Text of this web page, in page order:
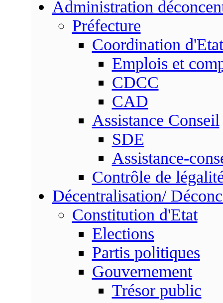
Administration
Préfecture
Coordination d'Etat
Emplois et
CDCC
CAD
Assistance Conseil
SDE
Assistance-
Contrôle de
Décentralisation/
Constitution d'Etat
Elections
Partis politiques
Gouvernement
Trésor public